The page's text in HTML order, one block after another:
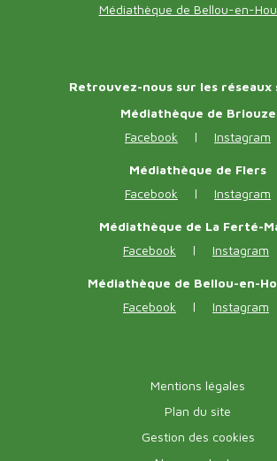
Médiathèque de Bellou-en-
Réseaux
Retrouvez-nous sur les réseaux
Médiathèque de Briouze
Facebook
| Instagram
Médiathèque de Flers
Facebook
| Instagram
Médiathèque de La Ferté-
Facebook
| Instagram
Médiathèque de Bellou-en-
Facebook
| Instagram
Mentions légales
Plan du site
Gestion des cookies